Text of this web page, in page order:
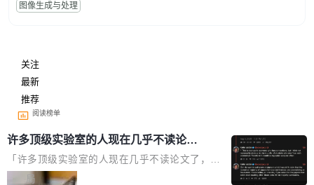
图像生成与处理
关注
最新
推荐
阅读榜单
许多顶级实验室的人现在几乎不读论文
了
「许多顶级实验室的人现在几乎不读论文了，而
且他们认为 ICLR/ICML/NeurIPS 充斥着大量过
局